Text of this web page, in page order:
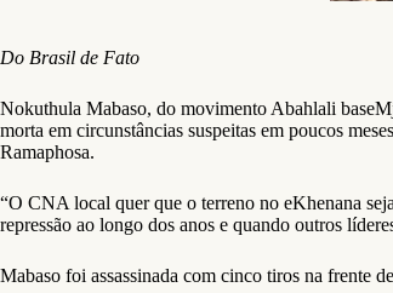
Do Brasil de Fato
Nokuthula Mabaso, do movimento Abahlali
morta em circunstâncias suspeitas em poucos
Ramaphosa.
“O CNA local quer que o terreno no eKhenana
repressão ao longo dos anos e quando outros
Mabaso foi assassinada com cinco tiros na frente